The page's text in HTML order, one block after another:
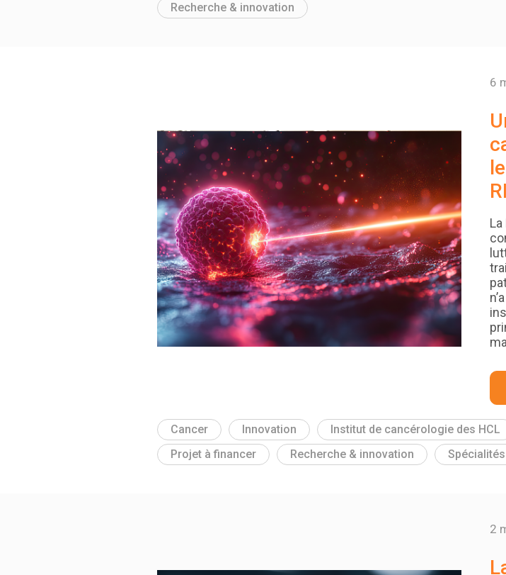
Recherche & innovation
6
Cancer Innovation Institut de cancérologie des HCL
Projet à financer
Recherche & innovation
2